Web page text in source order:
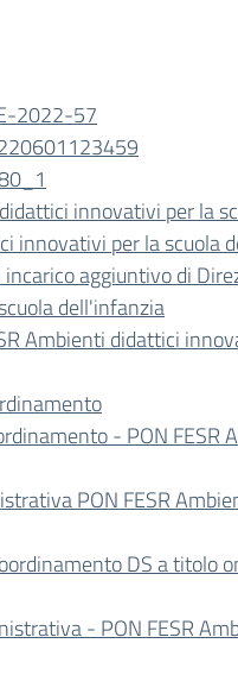
2022-57
innovativi per la
innovativi per la scuola
aggiuntivo di
dell'infanzia
Ambienti didattici
- PON FESR
PON FESR
DS a titolo
- PON FESR